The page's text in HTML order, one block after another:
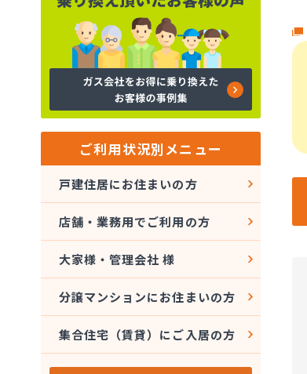
ご利用状況別メニュー
戸建住居にお住まいの方
店舗・業務用でご利用の方
大家様・管理会社 様
分譲マンションにお住まいの方
集合住宅（賃貸）にご入居の方